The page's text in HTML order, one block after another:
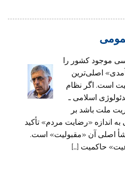
موجود کشور را
اصلی‌ترین
است. اگر نظام
اسلامی ـ
ملت باشد بر
اندازه «رضایت مردم» تأکید
اصلی آن «مقبولیت» است.
حاکمیت […]